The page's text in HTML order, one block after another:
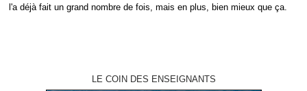
l'a déjà fait un grand nombre de fois, mais en plus, bien mieux que ça.
LE COIN DES ENSEIGNANTS